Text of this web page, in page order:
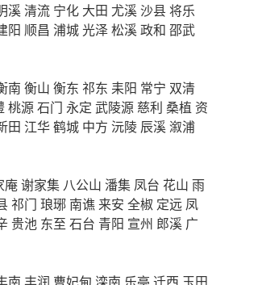
溪清流 宁化 大田 尤溪沙县将乐
阳 顺昌 浦城光泽松溪政和 邵武
南 衡山 衡东 祁东 耒阳 常宁 双清
桃源石门 永定 武陵源 慈利 桑植 资
田 江华鹤城 中方 沅陵 辰溪 溆浦
庵谢家集 八公山 潘集 凤台 花山 雨
祁门 琅琊 南谯 来安 全椒 定远 凤
贵池 东至 石台 青阳 宣州 郎溪 广
南 丰润 曹妃甸 滦南 乐亭 迁西 玉田